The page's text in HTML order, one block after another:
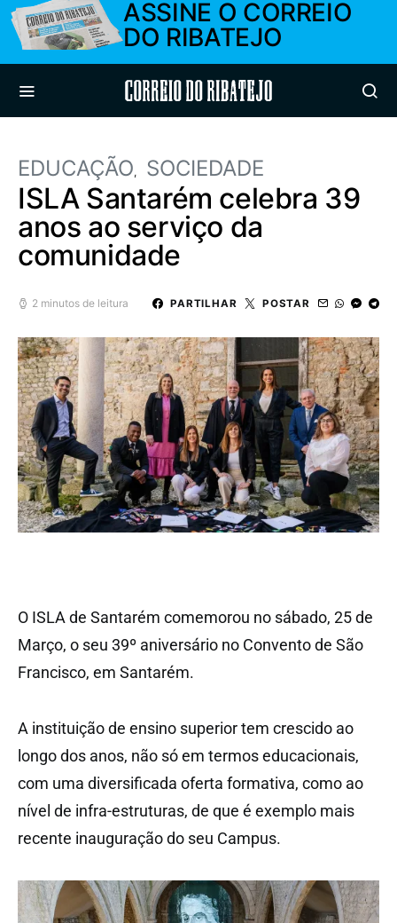
ASSINE O CORREIO
DO RIBATEJO
Correio do Ribatejo
EDUCAÇÃO SOCIEDADE
ISLA Santarém celebra 39
anos ao serviço da
comunidade
2 minutos de leitura PARTILHAR POSTAR
O ISLA de Santarém comemorou no sábado, 25 de
Março, o seu 39º aniversário no Convento de São
Francisco, em Santarém.
A instituição de ensino superior tem crescido ao
longo dos anos, não só em termos educacionais,
com uma diversificada oferta formativa, como ao
nível de infra-estruturas, de que é exemplo mais
recente inauguração do seu Campus.